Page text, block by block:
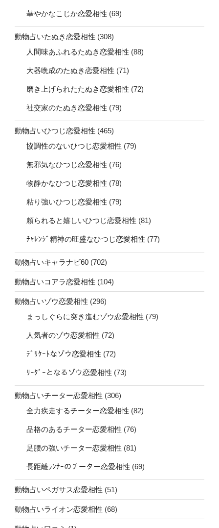
華やかなこじか恋愛相性 (69)
動物占いたぬき恋愛相性 (308)
人間味あふれるたぬき恋愛相性 (88)
大器晩成のたぬき恋愛相性 (71)
磨き上げられたたぬき恋愛相性 (72)
社交家のたぬき恋愛相性 (79)
動物占いひつじ恋愛相性 (465)
協調性のないひつじ恋愛相性 (79)
無邪気なひつじ恋愛相性 (76)
物静かなひつじ恋愛相性 (78)
粘り強いひつじ恋愛相性 (79)
頼られると嬉しいひつじ恋愛相性 (81)
ﾁｬﾚﾝｼﾞ精神の旺盛なひつじ恋愛相性 (77)
動物占いキャラナビ60 (702)
動物占いコアラ恋愛相性 (104)
動物占いゾウ恋愛相性 (296)
まっしぐらに突き進むゾウ恋愛相性 (79)
人気者のゾウ恋愛相性 (72)
ﾃﾞﾘｹｰﾄなゾウ恋愛相性 (72)
ﾘｰﾀﾞｰとなるゾウ恋愛相性 (73)
動物占いチーター恋愛相性 (306)
全力疾走するチーター恋愛相性 (82)
品格のあるチーター恋愛相性 (76)
足腰の強いチーター恋愛相性 (81)
長距離ﾗﾝﾅｰのチーター恋愛相性 (69)
動物占いペガサス恋愛相性 (51)
動物占いライオン恋愛相性 (68)